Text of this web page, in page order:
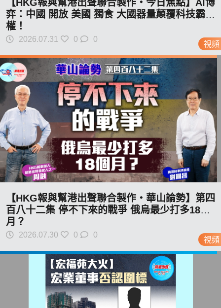
視頻
【HKG報與幫港出聲聯合製作‧今日焦點】AI博
弈：中國 開放 美國 獨食 大國器量顛覆科技霸
權！
2026.07.31 0 0
視頻
【HKG報與幫港出聲聯合製作‧華山論勢】第四
百八十二集 停不下來的戰爭 俄烏最少打多18個
月？
2026.07.30 0 0